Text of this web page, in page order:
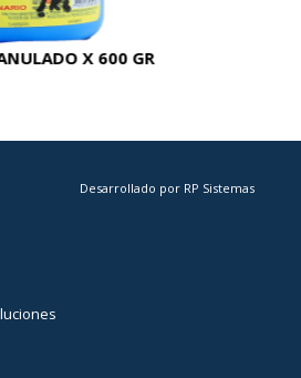
X 600 GR
Desarrollado por RP Sistemas